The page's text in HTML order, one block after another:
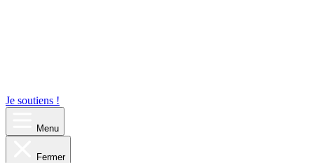
Je soutiens !
Menu
Fermer